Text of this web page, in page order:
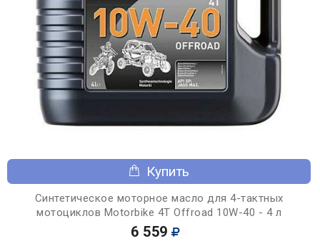
Купить
Синтетическое моторное масло для 4-тактных
мотоциклов Motorbike 4T Offroad 10W-40 - 4 л
6 559